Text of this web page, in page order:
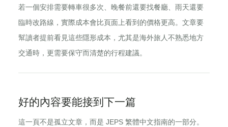
若一個安排需要轉車很多次、晚餐前還要找餐廳、雨天還要
臨時改路線，實際成本會比頁面上看到的價格更高。文章要
幫讀者提前看見這些隱形成本，尤其是海外旅人不熟悉地方
交通時，更需要保守而清楚的行程建議。
好的內容要能接到下一篇
這一頁不是孤立文章，而是 JEPS 繁體中文指南的一部分。